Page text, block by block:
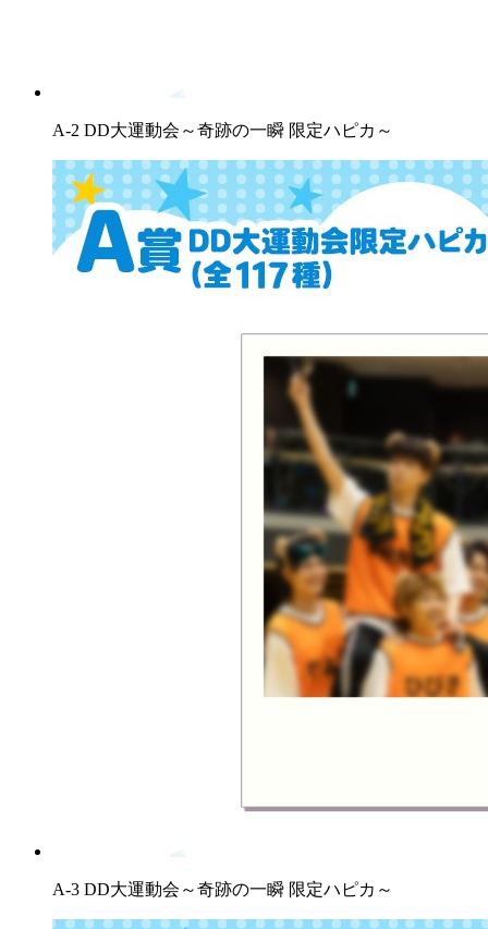
A-2 DD大運動会～奇跡の一瞬 限定ハピカ～
A-3 DD大運動会～奇跡の一瞬 限定ハピカ～